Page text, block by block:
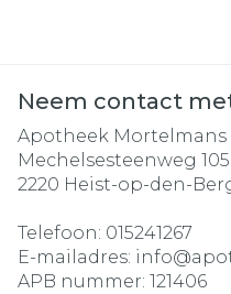
Neem contact
Apotheek Mortelmans
Mechelsesteenweg 105
2220 Heist-op-den-
Telefoon: 015241267
E-mailadres: info@
APB nummer: 121406